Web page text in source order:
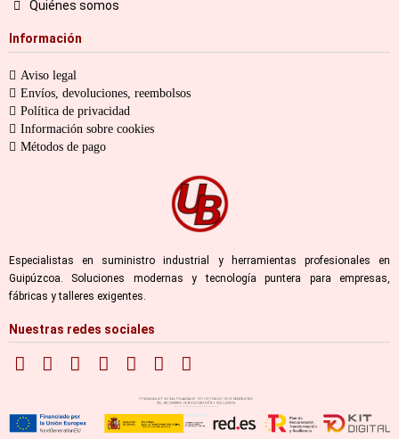
Quiénes somos
Información
Aviso legal
Envíos, devoluciones, reembolsos
Política de privacidad
Información sobre cookies
Métodos de pago
Especialistas en suministro industrial y herramientas profesionales en
Guipúzcoa. Soluciones modernas y tecnología puntera para empresas,
fábricas y talleres exigentes.
Nuestras redes sociales